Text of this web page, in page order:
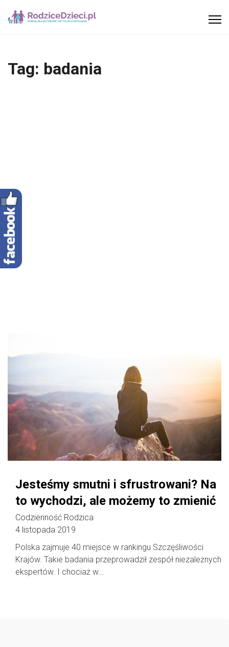
Tag: badania
Jesteśmy smutni i sfrustrowani? Na
to wychodzi, ale możemy to zmienić
Codzienność Rodzica
4 listopada 2019
Polska zajmuje 40 miejsce w rankingu Szczęśliwości
Krajów. Takie badania przeprowadził zespół niezależnych
ekspertów. I chociaż w...